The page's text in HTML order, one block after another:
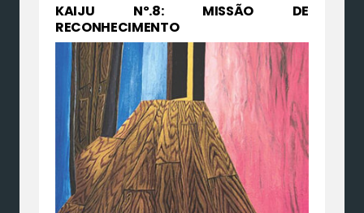
KAIJU Nº.8: MISSÃO DE
RECONHECIMENTO